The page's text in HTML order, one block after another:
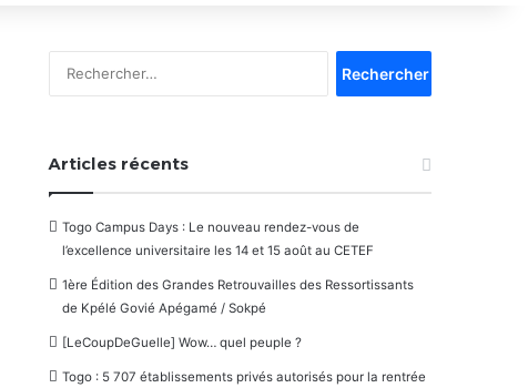
Articles récents
Togo Campus Days : Le nouveau rendez-vous de
l’excellence universitaire les 14 et 15 août au CETEF
1ère Édition des Grandes Retrouvailles des Ressortissants
de Kpélé Govié Apégamé / Sokpé
[LeCoupDeGuelle] Wow… quel peuple ?
Togo : 5 707 établissements privés autorisés pour la rentrée